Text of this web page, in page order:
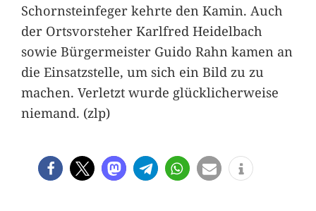
Schornsteinfeger kehrte den Kamin. Auch
der Ortsvorsteher Karlfred Heidelbach
sowie Bürgermeister Guido Rahn kamen an
die Einsatzstelle, um sich ein Bild zu zu
machen. Verletzt wurde glücklicherweise
niemand. (zlp)